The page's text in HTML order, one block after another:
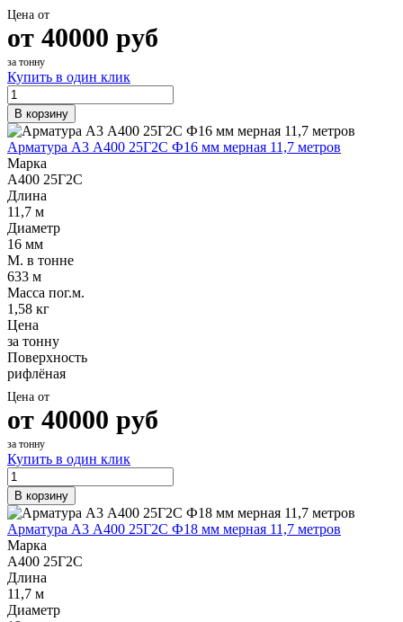
Цена от
от 40000 руб
за тонну
Купить в один клик
В корзину
Арматура А3 А400 25Г2С Ф16 мм мерная 11,7 метров
Марка
А400 25Г2С
Длина
11,7 м
Диаметр
16 мм
М. в тонне
633 м
Масса пог.м.
1,58 кг
Цена
за тонну
Поверхность
рифлёная
Цена от
от 40000 руб
за тонну
Купить в один клик
В корзину
Арматура А3 А400 25Г2С Ф18 мм мерная 11,7 метров
Марка
А400 25Г2С
Длина
11,7 м
Диаметр